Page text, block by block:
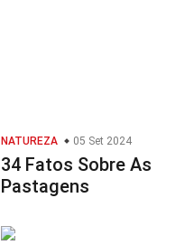
NATUREZA 05 Set 2024
34 Fatos Sobre As
Pastagens